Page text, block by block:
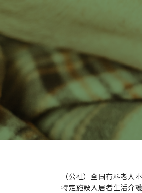
（公社）全国有料老人
特定施設入居者生活介